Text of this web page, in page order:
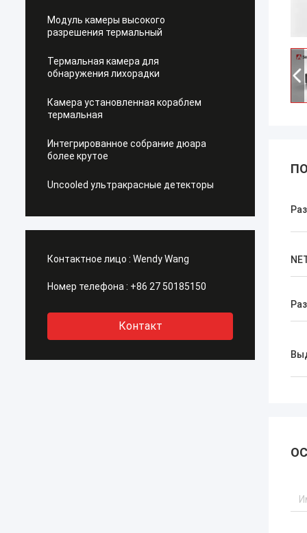
Модуль камеры высокого
разрешения термальный
Термальная камера для
обнаружения лихорадки
Камера установленная кораблем
термальная
Интегрированное собрание дюара
более крутое
Uncooled ультракрасные детекторы
Контактное лицо : Wendy Wang
Номер телефона : +86 27 50185150
Контакт